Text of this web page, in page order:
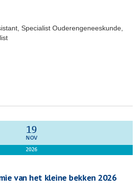
Specialist Ouderengeneeskunde,
19
NOV
2026
van het kleine bekken 2026